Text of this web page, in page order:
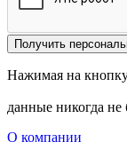
Получить
Нажимая на
данные никогда не
О компании